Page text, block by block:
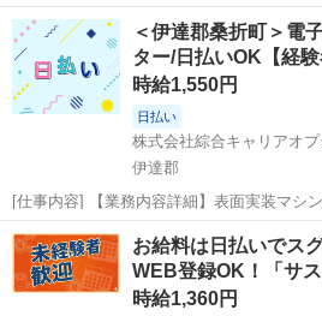
OK！「金属穴あけ・製缶作業」高時給
辺！20代～40代のスタッフが多数活躍中★ 【コメント】 弊社なら事
前の職場見学が多数！...
福島 伊達郡 仕分け
＜伊達郡桑折町＞電
ター/日払いOK【経
時給1,550円
日払い
株式会社綜合キャリアオ
伊達郡
[仕事内容] 【業務内容詳細】表面実装マシ
般電子機器製造業の企業様です。 JUKI、
【取扱製品情報】実装機 。＋お仕事探しはコンシェルスタッフにおま
かせ＋。 あなたのお...
福島 伊達郡 工場
お給料は日払いでス
WEB登録OK！「サ
時給1,360円